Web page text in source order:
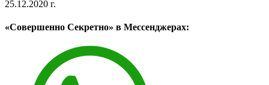
25.12.2020 г.
«Совершенно Секретно» в Мессенджерах: